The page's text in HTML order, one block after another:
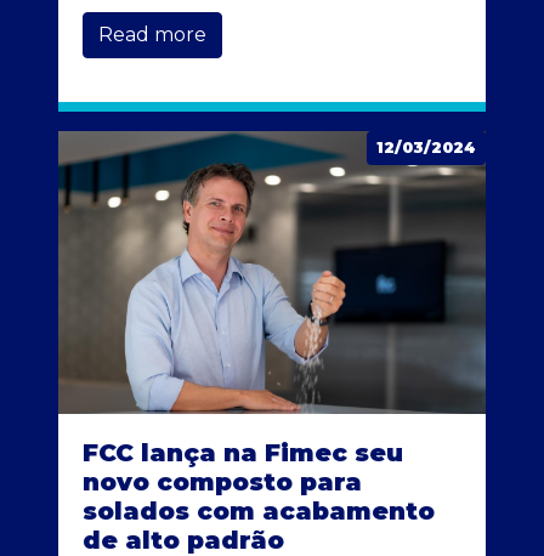
Read more
12/03/2024
FCC lança na Fimec seu
novo composto para
solados com acabamento
de alto padrão